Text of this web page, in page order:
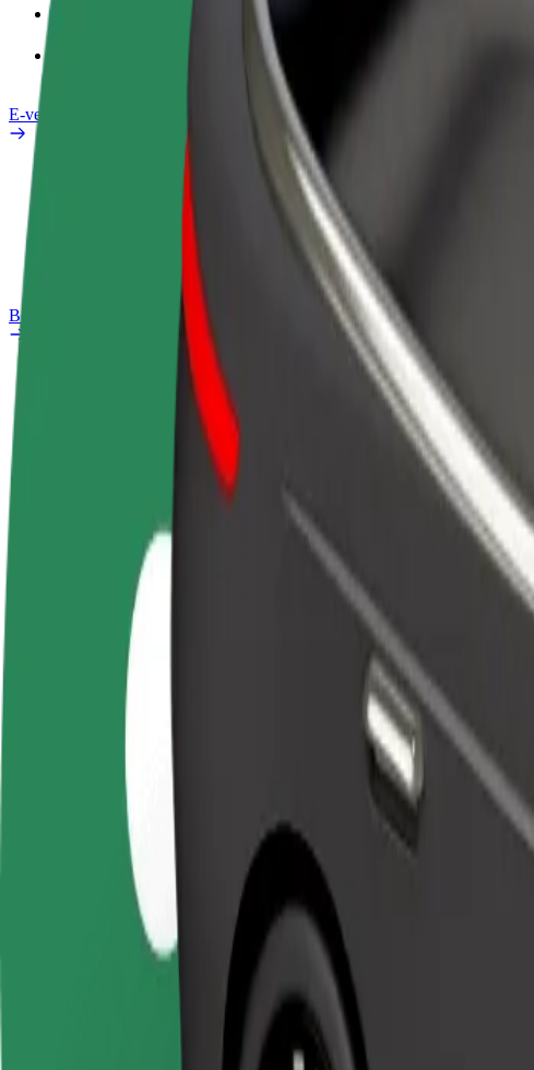
E-velosipēdi
Drošības laboratorija
Bolt Plus
Gūsti ieņēmumus, kā
Kļūsti par kurjeru
Piegādā ēdienu un saņem izmaksu
Pievieno
Sasniedz
ieņēmumus
Kā nokļūt no: Westfield Chodov uz: Atrium Flora
Tev no: Westfield Chodov jānokļūst uz: Atrium Flora? Uzzini, kuri
Westfield Chodov
Ērtība un komforts ir tikai dažu pieskārienu attālumā!
Uzticami braucieni ikdienas vidēja izmēra auto